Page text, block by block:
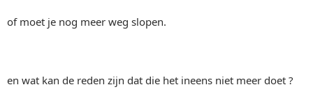
of moet je nog meer weg slopen.
en wat kan de reden zijn dat die het ineens niet meer doet ?